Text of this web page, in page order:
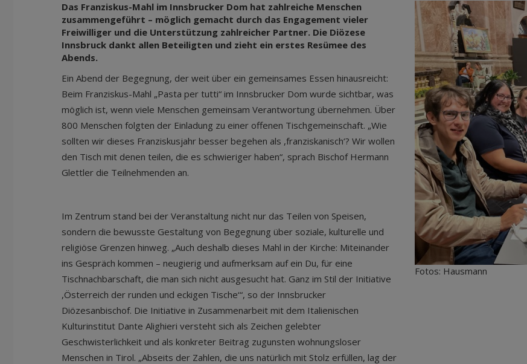
Das Franziskus-Mahl im Innsbrucker Dom hat zahlreiche Menschen
zusammengeführt – möglich gemacht durch das Engagement vieler
Freiwilliger und die Unterstützung zahlreicher Partner. Die Diözese
Innsbruck dankt allen Beteiligten und zieht ein erstes Resümee des
Abends.
Ein Abend der Begegnung, der weit über ein gemeinsames Essen hinausreicht:
Beim Franziskus-Mahl „Pasta per tutti“ im Innsbrucker Dom wurde sichtbar, was
möglich ist, wenn viele Menschen gemeinsam Verantwortung übernehmen. Über
800 Menschen folgten der Einladung zu einer offenen Tischgemeinschaft. „Wie
sollten wir dieses Franziskusjahr besser begehen als ,franziskanisch‘? Wir wollen
den Tisch mit denen teilen, die es schwieriger haben“, sprach Bischof Hermann
Glettler die Teilnehmenden an.
Im Zentrum stand bei der Veranstaltung nicht nur das Teilen von Speisen,
sondern die bewusste Gestaltung von Begegnung über soziale, kulturelle und
religiöse Grenzen hinweg. „Auch deshalb dieses Mahl in der Kirche: Miteinander
ins Gespräch kommen – neugierig und aufmerksam auf ein Du, für eine
Tischnachbarschaft, die man sich nicht ausgesucht hat. Ganz im Stil der Initiative
,Österreich der runden und eckigen Tische‘“, so der Innsbrucker
Diözesanbischof. Die Initiative in Zusammenarbeit mit dem Italienischen
Kulturinstitut Dante Alighieri versteht sich als Zeichen gelebter
Geschwisterlichkeit und als konkreter Beitrag zugunsten wohnungsloser
Menschen in Tirol. „Abseits der Zahlen, die uns natürlich mit Stolz erfüllen, lag der
Fotos: Hausmann